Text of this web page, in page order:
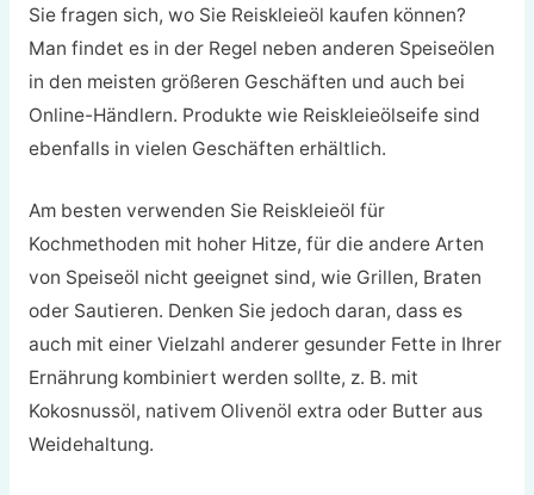
Sie fragen sich, wo Sie Reiskleieöl kaufen können?
Man findet es in der Regel neben anderen Speiseölen
in den meisten größeren Geschäften und auch bei
Online-Händlern. Produkte wie Reiskleieölseife sind
ebenfalls in vielen Geschäften erhältlich.
Am besten verwenden Sie Reiskleieöl für
Kochmethoden mit hoher Hitze, für die andere Arten
von Speiseöl nicht geeignet sind, wie Grillen, Braten
oder Sautieren. Denken Sie jedoch daran, dass es
auch mit einer Vielzahl anderer gesunder Fette in Ihrer
Ernährung kombiniert werden sollte, z. B. mit
Kokosnussöl, nativem Olivenöl extra oder Butter aus
Weidehaltung.